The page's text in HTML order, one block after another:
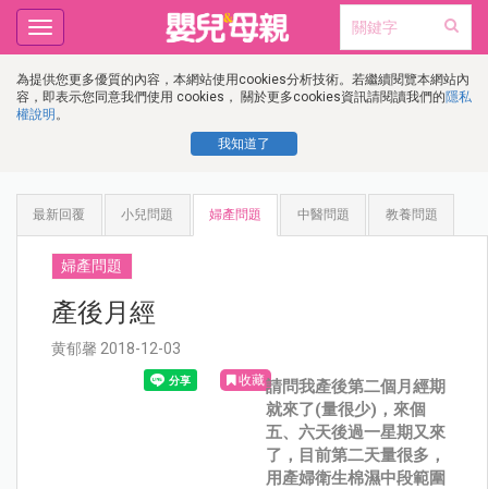
為提供您更多優質的內容，本網站使用cookies分析技術。若繼續閱覽本網站內
容，即表示您同意我們使用 cookies， 關於更多cookies資訊請閱讀我們的隱私
權說明 。
我知道了
Toggle
navigation
最新回覆 小兒問題 婦產問題 中醫問題 教養問題
婦產問題
產後月經
黄郁馨 2018-12-03
收藏請問我產後第二個月經期
就來了(量很少)，來個
五、六天後過一星期又來
了，目前第二天量很多，
用產婦衛生棉濕中段範圍